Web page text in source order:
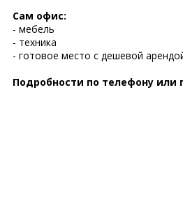
Сам офис:
- мебель
- техника
- готовое место с дешевой
Подробности по телефону или